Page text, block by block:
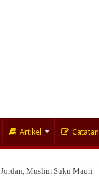
Artikel Catatan
Jordan, Muslim Suku Maori